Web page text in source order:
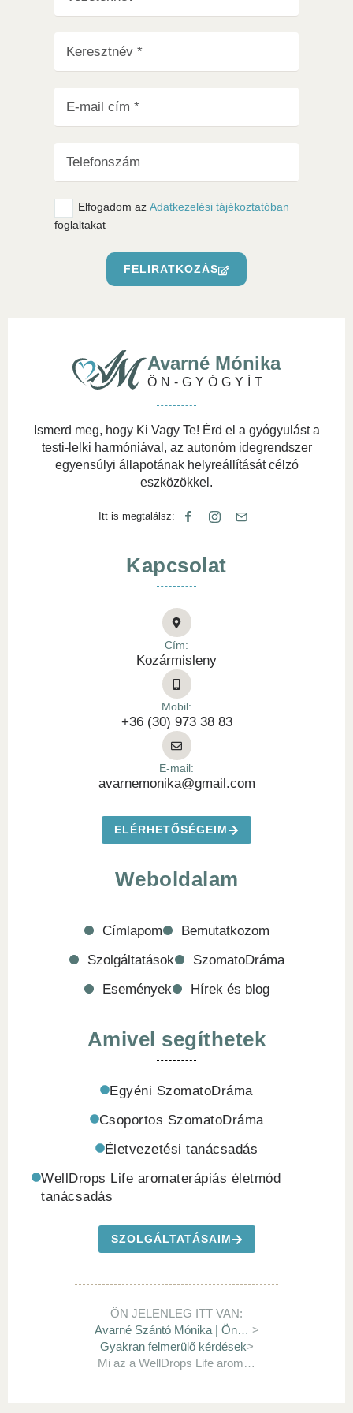
Tovább olvasom
Elfogadom az Adatkezelési tájékoztatóban
foglaltakat
FELIRATKOZÁS
Avarné Mónika
ÖN-GYÓGYÍT
Ismerd meg, hogy Ki Vagy Te! Érd el a gyógyulást a
testi-lelki harmóniával, az autonóm idegrendszer
egyensúlyi állapotának helyreállítását célzó
eszközökkel.
Itt is megtalálsz:
Kapcsolat
Cím:
Kozármisleny
Mobil:
+36 (30) 973 38 83
E-mail:
avarnemonika@gmail.com
ELÉRHETŐSÉGEIM
Weboldalam
Címlapom
Bemutatkozom
Szolgáltatások
SzomatoDráma
Események
Hírek és blog
Amivel segíthetek
Egyéni SzomatoDráma
Csoportos SzomatoDráma
Életvezetési tanácsadás
WellDrops Life aromaterápiás életmód
tanácsadás
SZOLGÁLTATÁSAIM
ÖN JELENLEG ITT VAN:
Avarné Szántó Mónika | Ön-Gyógyít >
Gyakran felmerülő kérdések>
Mi az a WellDrops Life aromaterápia?